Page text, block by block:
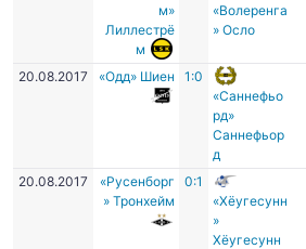
м»
Лиллестрё
м
«Волеренга
» Осло
20.08.2017 «Одд» Шиен
1:0
«Саннефьо
рд»
Саннефьор
д
20.08.2017
«Русенборг
» Тронхейм
0:1
«Хёугесунн
»
Хёугесунн